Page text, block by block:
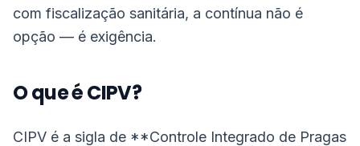
com fiscalização sanitária, a contínua não é
opção — é exigência.
O que é CIPV?
CIPV é a sigla de **Controle Integrado de Pragas